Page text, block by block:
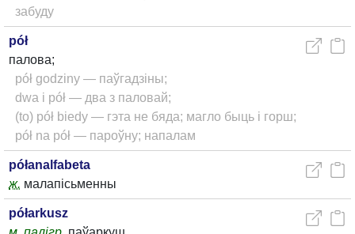
забуду
pół
палова;
pół godziny — паўгадзіны;
dwa i pół — два з паловай;
(to) pół biedy — гэта не бяда; магло быць і горш;
pół na pół — пароўну; напалам
półanalfabeta
ж. малапісьменны
półarkusz